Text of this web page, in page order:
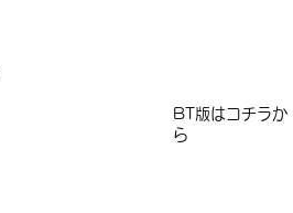
​​​BT版はコチラか
ら